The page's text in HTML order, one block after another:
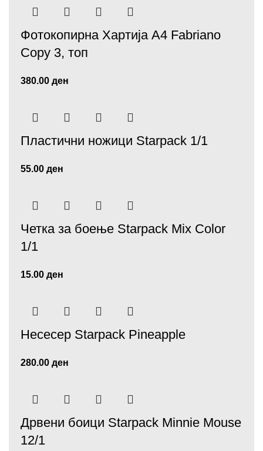
Фотокопирна Хартија А4 Fabriano
Copy 3, топ
380.00 ден
Пластични ножици Starpack 1/1
55.00 ден
Четка за боење Starpack Mix Color
1/1
15.00 ден
Несесер Starpack Pineapple
280.00 ден
Дрвени боици Starpack Minnie Mouse
12/1